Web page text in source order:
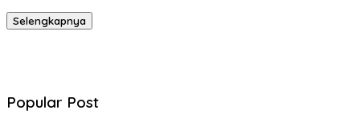
Selengkapnya
Popular Post